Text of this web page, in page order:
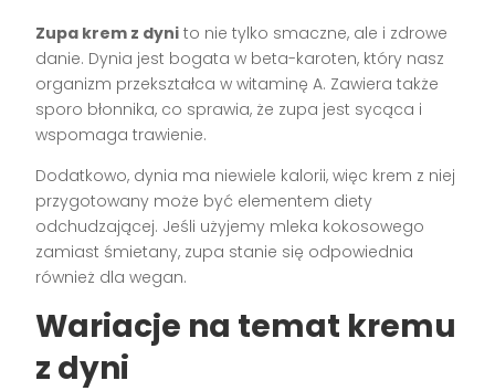
Zupa krem z dyni to nie tylko smaczne, ale i zdrowe
danie. Dynia jest bogata w beta-karoten, który nasz
organizm przekształca w witaminę A. Zawiera także
sporo błonnika, co sprawia, że zupa jest sycąca i
wspomaga trawienie.
Dodatkowo, dynia ma niewiele kalorii, więc krem z niej
przygotowany może być elementem diety
odchudzającej. Jeśli użyjemy mleka kokosowego
zamiast śmietany, zupa stanie się odpowiednia
również dla wegan.
Wariacje na temat kremu
z dyni